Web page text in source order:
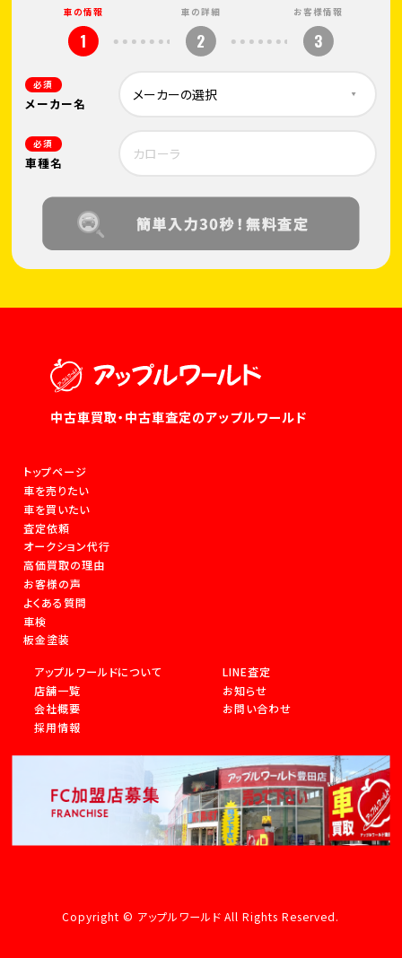
車の情報
1
車の詳細
2
お客様情報
3
必須
メーカー名
必須
車種名
中古車買取・中古車査定のアップルワールド
トップページ
車を売りたい
車を買いたい
査定依頼
オークション代行
高価買取の理由
お客様の声
よくある質問
車検
板金塗装
アップルワールドについて
店舗一覧
会社概要
採用情報
LINE査定
お知らせ
お問い合わせ
Copyright © アップルワールド All Rights Reserved.